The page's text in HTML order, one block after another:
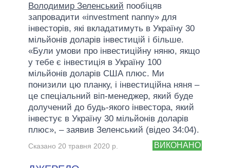
Володимир Зеленський пообіцяв
запровадити «investment nanny» для
інвесторів, які вкладатимуть в Україну 30
мільйонів доларів інвестицій і більше.
«Були умови про інвестиційну няню, якщо
у тебе є інвестиція в Україну 100
мільйонів доларів США плюс. Ми
понизили цю планку, і інвестиційна няня –
це спеціальний віп-менеджер, який буде
долучений до будь-якого інвестора, який
інвестує в Україну 30 мільйонів доларів
плюс», – заявив Зеленський (відео 34:04).
ВИКОНАНО
Сказано 20 травня 2020 р.